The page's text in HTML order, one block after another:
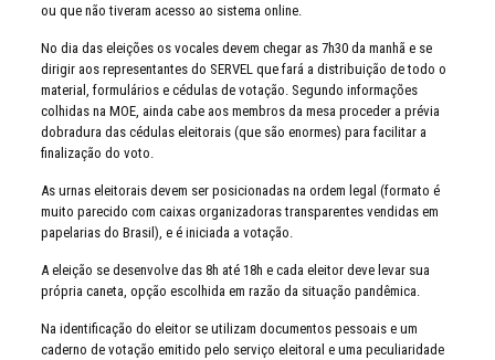
ou que não tiveram acesso ao sistema online.
No dia das eleições os vocales devem chegar as 7h30 da manhã e se
dirigir aos representantes do SERVEL que fará a distribuição de todo o
material, formulários e cédulas de votação. Segundo informações
colhidas na MOE, ainda cabe aos membros da mesa proceder a prévia
dobradura das cédulas eleitorais (que são enormes) para facilitar a
finalização do voto.
As urnas eleitorais devem ser posicionadas na ordem legal (formato é
muito parecido com caixas organizadoras transparentes vendidas em
papelarias do Brasil), e é iniciada a votação.
A eleição se desenvolve das 8h até 18h e cada eleitor deve levar sua
própria caneta, opção escolhida em razão da situação pandêmica.
Na identificação do eleitor se utilizam documentos pessoais e um
caderno de votação emitido pelo serviço eleitoral e uma peculiaridade